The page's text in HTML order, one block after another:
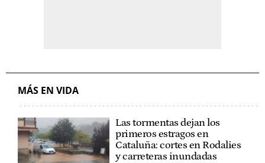
MÁS EN VIDA
Las tormentas dejan los
primeros estragos en
Cataluña: cortes en Rodalies
y carreteras inundadas